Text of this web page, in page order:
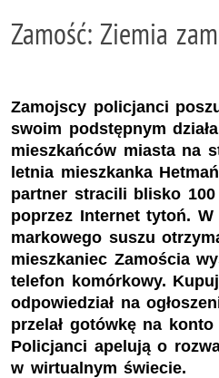
Zamość: Ziemia
Zamojscy policjanci
swoim podstępnym
mieszkańców miasta na
letnia mieszkanka
partner stracili blisko 100
poprzez Internet tytoń. W
markowego suszu
mieszkaniec Zamościa
telefon komórkowy.
odpowiedział na
przelał gotówkę na konto
Policjanci apelują o
w wirtualnym świecie.